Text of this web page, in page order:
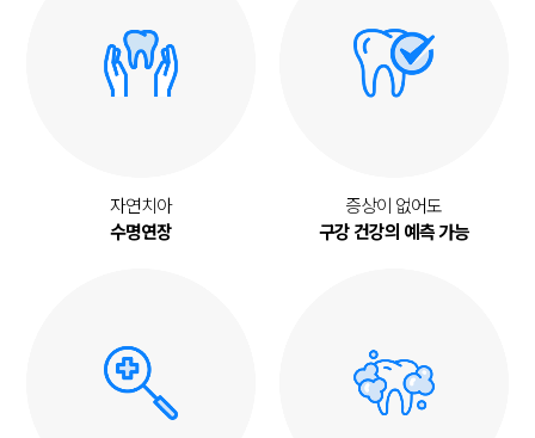
자연치아
수명연장
증상이 없어도
구강 건강의 예측 가능